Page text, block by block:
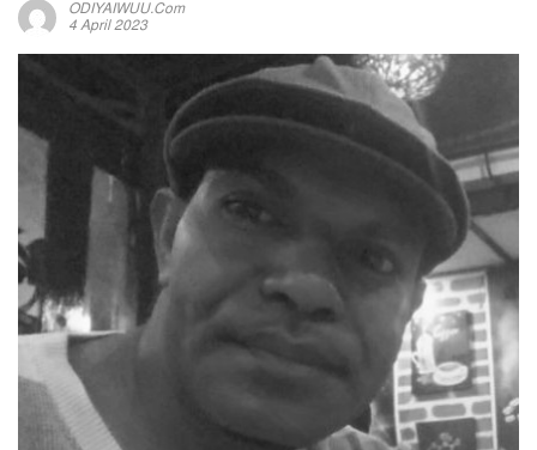
ODIYAIWUU.com
4 April 2023